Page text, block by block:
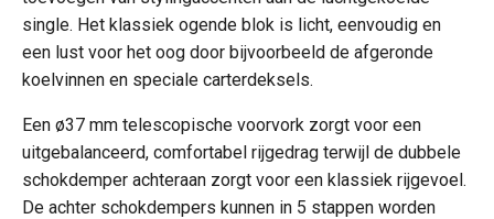
single. Het klassiek ogende blok is licht, eenvoudig en
een lust voor het oog door bijvoorbeeld de afgeronde
koelvinnen en speciale carterdeksels.
Een ø37 mm telescopische voorvork zorgt voor een
uitgebalanceerd, comfortabel rijgedrag terwijl de dubbele
schokdemper achteraan zorgt voor een klassiek rijgevoel.
De achter schokdempers kunnen in 5 stappen worden